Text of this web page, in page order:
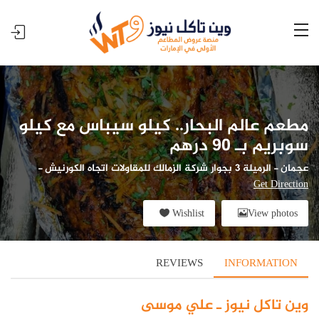
مطعم عالم البحار.. كيلو سيباس مع كيلو
سوبريم بـ 90 درهم
عجمان-الرميلة 3 بجوار شركة الزمالك للمقاولات اتجاه الكورنيش
-
Get Direction
View photos
Wishlist
INFORMATION
REVIEWS
وين تاكل نيوز ـ علي موسى